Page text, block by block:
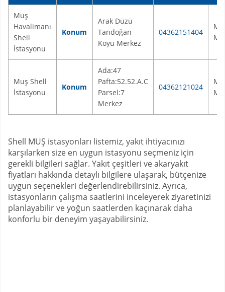
Muş
Havalimanı
Shell
İstasyonu
Konum
Arak Düzü
Tandoğan
Köyü Merkez
04362151404
Muş Shell
İstasyonu
Konum
Ada:47
Pafta:52.52.A.C
Parsel:7
Merkez
04362121024
Shell MUŞ istasyonları listemiz, yakıt ihtiyacınızı
karşılarken size en uygun istasyonu seçmeniz için
gerekli bilgileri sağlar. Yakıt çeşitleri ve akaryakıt
fiyatları hakkında detaylı bilgilere ulaşarak, bütçenize
uygun seçenekleri değerlendirebilirsiniz. Ayrıca,
istasyonların çalışma saatlerini inceleyerek ziyaretinizi
planlayabilir ve yoğun saatlerden kaçınarak daha
konforlu bir deneyim yaşayabilirsiniz.